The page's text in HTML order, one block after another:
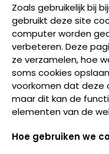
Zoals gebruikelijk bij
gebruikt deze site
computer worden
verbeteren. Deze
ze verzamelen, hoe
soms cookies
voorkomen dat deze
maar dit kan de
elementen van de
Hoe gebruiken we